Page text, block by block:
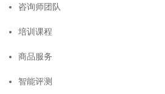
咨询师团队
培训课程
商品服务
智能评测